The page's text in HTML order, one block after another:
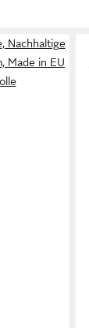
Nachhaltige
Made in EU